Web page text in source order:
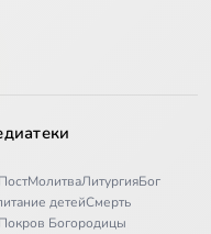
МолитваЛитургияБог
детейСмерть
Покров Богородицы